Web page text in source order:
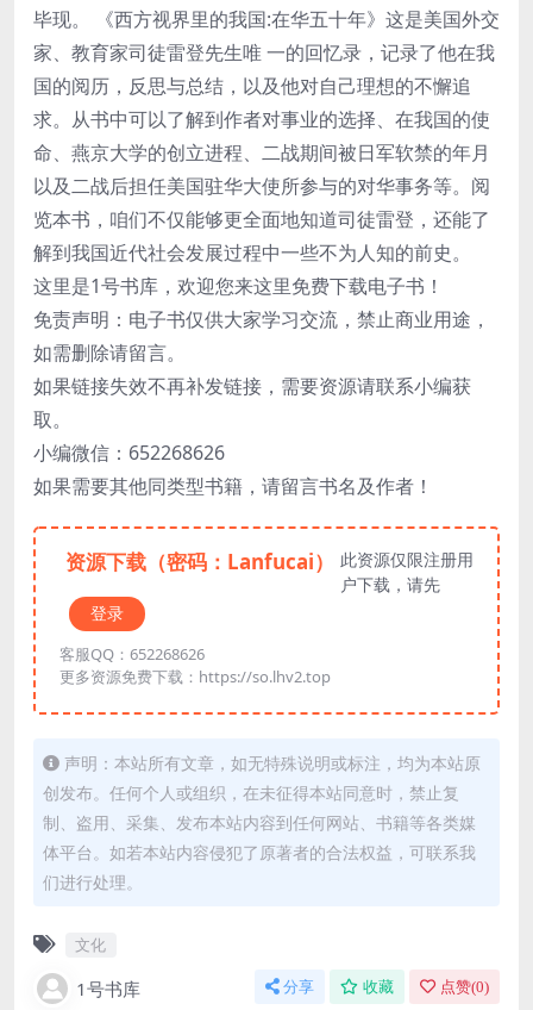
毕现。 《西方视界里的我国:在华五十年》这是美国外交
家、教育家司徒雷登先生唯 一的回忆录，记录了他在我
国的阅历，反思与总结，以及他对自己理想的不懈追
求。从书中可以了解到作者对事业的选择、在我国的使
命、燕京大学的创立进程、二战期间被日军软禁的年月
以及二战后担任美国驻华大使所参与的对华事务等。阅
览本书，咱们不仅能够更全面地知道司徒雷登，还能了
解到我国近代社会发展过程中一些不为人知的前史。
这里是1号书库，欢迎您来这里免费下载电子书！
免责声明：电子书仅供大家学习交流，禁止商业用途，
如需删除请留言。
如果链接失效不再补发链接，需要资源请联系小编获
取。
小编微信：652268626
如果需要其他同类型书籍，请留言书名及作者！
资源下载（密码：Lanfucai）
此资源仅限注册用
户下载，请先
登录
客服QQ：652268626
更多资源免费下载：https://so.lhv2.top
声明：本站所有文章，如无特殊说明或标注，均为本站原
创发布。任何个人或组织，在未征得本站同意时，禁止复
制、盗用、采集、发布本站内容到任何网站、书籍等各类媒
体平台。如若本站内容侵犯了原著者的合法权益，可联系我
们进行处理。
文化
1号书库 分享 收藏 点赞(0)